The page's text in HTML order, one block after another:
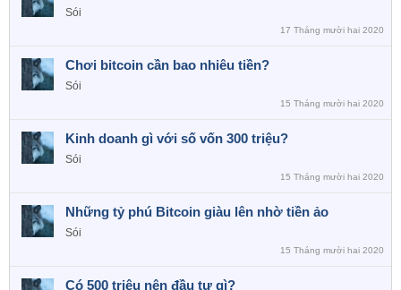
Sói
17 Tháng mười hai 2020
Chơi bitcoin cần bao nhiêu tiền?
Sói
15 Tháng mười hai 2020
Kinh doanh gì với số vốn 300 triệu?
Sói
15 Tháng mười hai 2020
Những tỷ phú Bitcoin giàu lên nhờ tiền ảo
Sói
15 Tháng mười hai 2020
Có 500 triệu nên đầu tư gì?